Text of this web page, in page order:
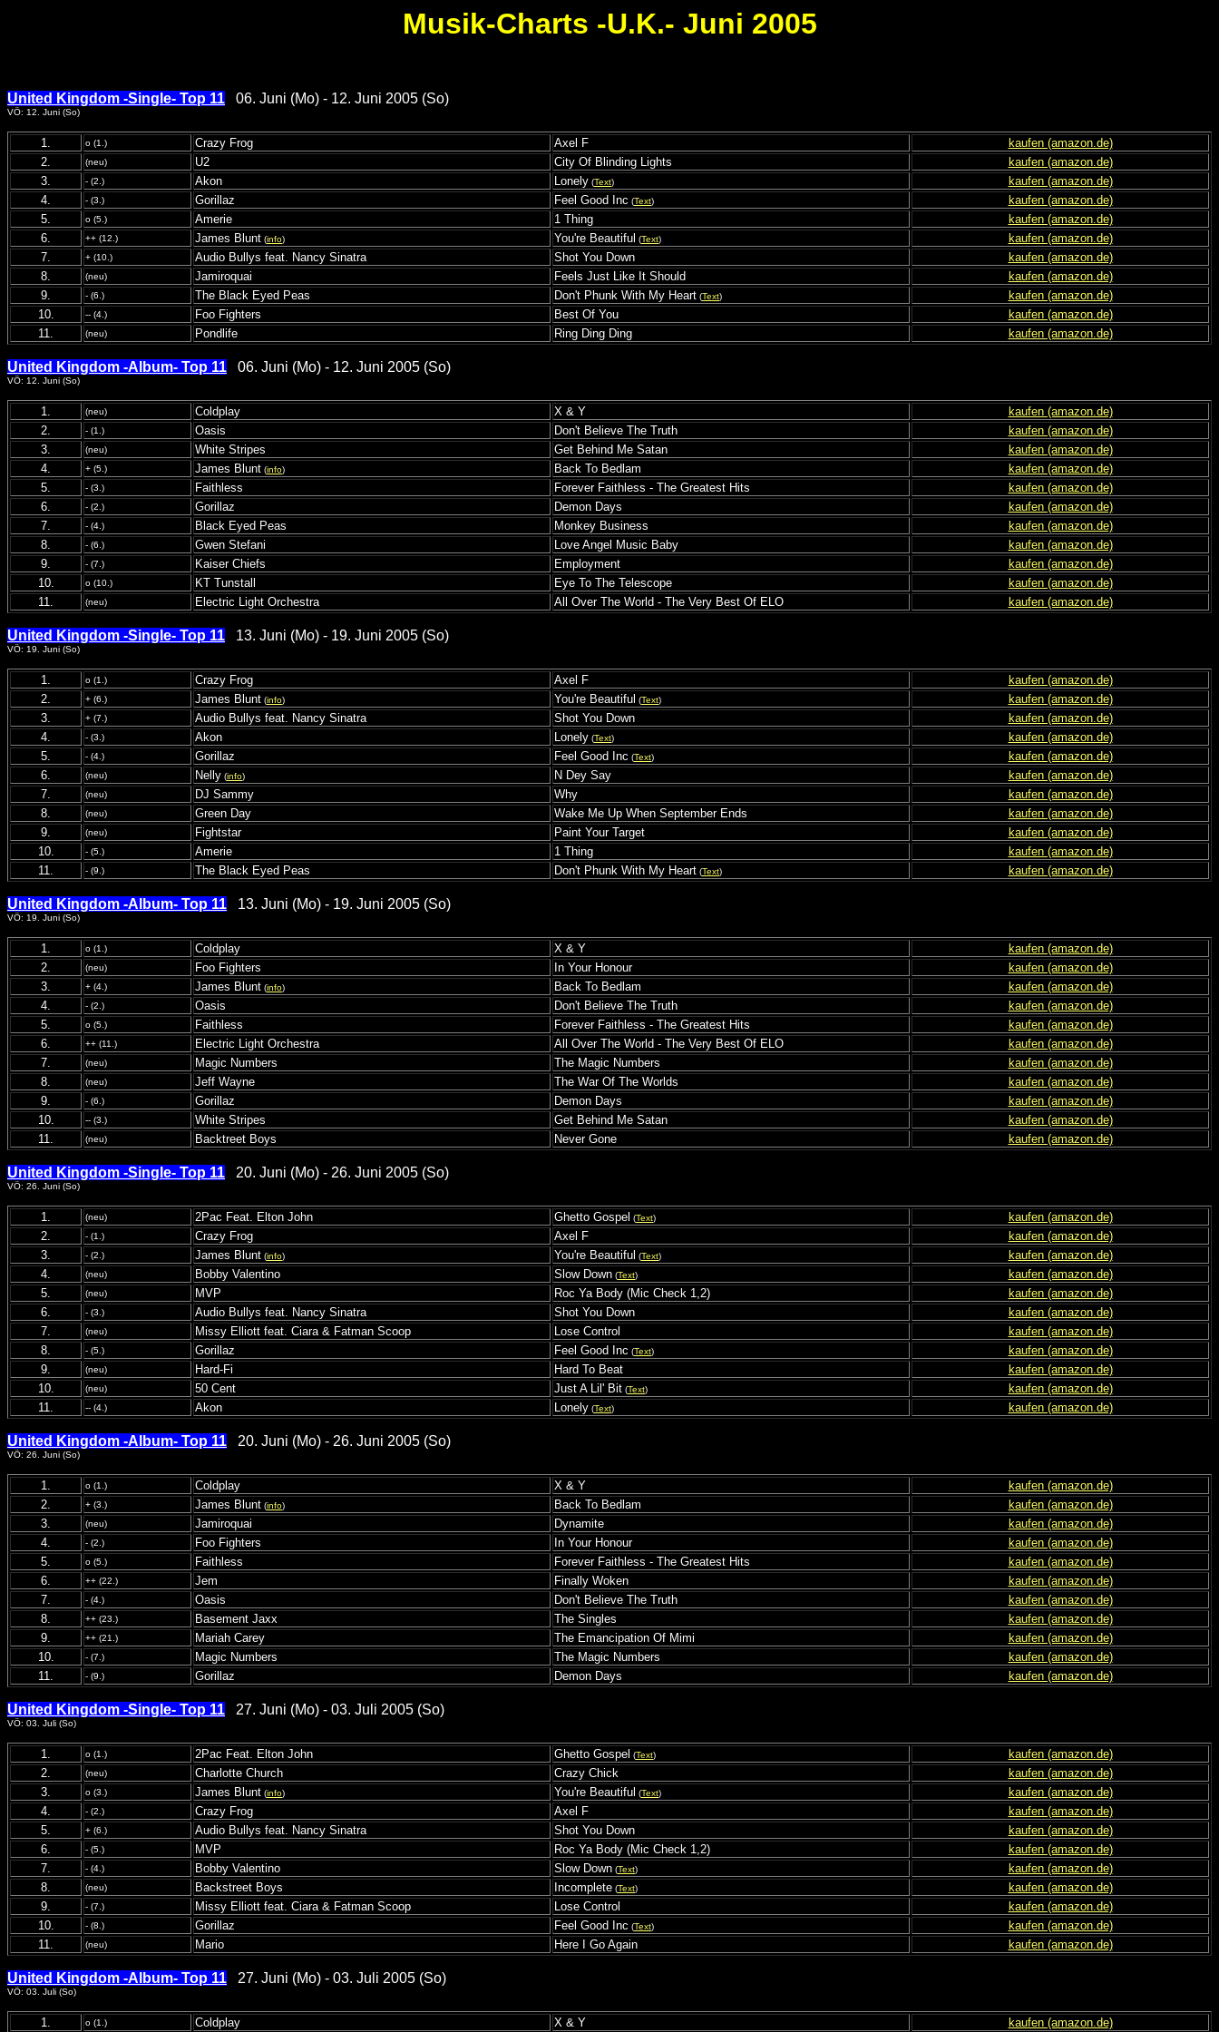
Musik-Charts -U.K.- Juni 2005
United Kingdom -Single- Top 11 06. Juni (Mo) - 12. Juni 2005 (So)
VÖ: 12. Juni (So)
1. o (1.) Crazy Frog Axel F
kaufen (amazon.de)
2.
(neu) U2 City Of Blinding Lights
kaufen (amazon.de)
3.
- (2.) Akon Lonely (Text)
kaufen (amazon.de)
4.
- (3.) Gorillaz Feel Good Inc (Text)
kaufen (amazon.de)
5.
o (5.) Amerie 1 Thing
kaufen (amazon.de)
6.
++ (12.) James Blunt (info) You're Beautiful (Text)
kaufen (amazon.de)
7.
+ (10.) Audio Bullys feat. Nancy Sinatra Shot You Down
kaufen (amazon.de)
8.
(neu) Jamiroquai Feels Just Like It Should
kaufen (amazon.de)
9.
- (6.) The Black Eyed Peas Don't Phunk With My Heart (Text)
kaufen (amazon.de)
10.
-- (4.) Foo Fighters Best Of You
kaufen (amazon.de)
11.
(neu) Pondlife Ring Ding Ding kaufen (amazon.de)
United Kingdom -Album- Top 11 06. Juni (Mo) - 12. Juni 2005 (So)
VÖ: 12. Juni (So)
1. (neu) Coldplay X & Y
kaufen (amazon.de)
2.
- (1.) Oasis Don't Believe The Truth
kaufen (amazon.de)
3.
(neu) White Stripes Get Behind Me Satan
kaufen (amazon.de)
4.
+ (5.) James Blunt (info) Back To Bedlam
kaufen (amazon.de)
5.
- (3.) Faithless Forever Faithless - The Greatest Hits
kaufen (amazon.de)
6.
- (2.) Gorillaz Demon Days
kaufen (amazon.de)
7.
- (4.) Black Eyed Peas Monkey Business
kaufen (amazon.de)
8.
- (6.) Gwen Stefani Love Angel Music Baby
kaufen (amazon.de)
9.
- (7.) Kaiser Chiefs Employment
kaufen (amazon.de)
10.
o (10.) KT Tunstall Eye To The Telescope
kaufen (amazon.de)
11.
(neu) Electric Light Orchestra All Over The World - The Very Best Of ELO kaufen (amazon.de)
United Kingdom -Single- Top 11 13. Juni (Mo) - 19. Juni 2005 (So)
VÖ: 19. Juni (So)
1. o (1.) Crazy Frog Axel F
kaufen (amazon.de)
2.
+ (6.) James Blunt (info) You're Beautiful (Text)
kaufen (amazon.de)
3.
+ (7.) Audio Bullys feat. Nancy Sinatra Shot You Down
kaufen (amazon.de)
4.
- (3.) Akon Lonely (Text)
kaufen (amazon.de)
5.
- (4.) Gorillaz Feel Good Inc (Text)
kaufen (amazon.de)
6.
(neu) Nelly (info) N Dey Say
kaufen (amazon.de)
7.
(neu) DJ Sammy Why
kaufen (amazon.de)
8.
(neu) Green Day Wake Me Up When September Ends
kaufen (amazon.de)
9.
(neu) Fightstar Paint Your Target
kaufen (amazon.de)
10.
- (5.) Amerie 1 Thing
kaufen (amazon.de)
11.
- (9.) The Black Eyed Peas Don't Phunk With My Heart (Text) kaufen (amazon.de)
United Kingdom -Album- Top 11 13. Juni (Mo) - 19. Juni 2005 (So)
VÖ: 19. Juni (So)
1. o (1.) Coldplay X & Y
kaufen (amazon.de)
2.
(neu) Foo Fighters In Your Honour
kaufen (amazon.de)
3.
+ (4.) James Blunt (info) Back To Bedlam
kaufen (amazon.de)
4.
- (2.) Oasis Don't Believe The Truth
kaufen (amazon.de)
5.
o (5.) Faithless Forever Faithless - The Greatest Hits
kaufen (amazon.de)
6.
++ (11.) Electric Light Orchestra All Over The World - The Very Best Of ELO
kaufen (amazon.de)
7.
(neu) Magic Numbers The Magic Numbers
kaufen (amazon.de)
8.
(neu) Jeff Wayne The War Of The Worlds
kaufen (amazon.de)
9.
- (6.) Gorillaz Demon Days
kaufen (amazon.de)
10.
-- (3.) White Stripes Get Behind Me Satan
kaufen (amazon.de)
11.
(neu) Backtreet Boys Never Gone kaufen (amazon.de)
United Kingdom -Single- Top 11 20. Juni (Mo) - 26. Juni 2005 (So)
VÖ: 26. Juni (So)
1. (neu) 2Pac Feat. Elton John Ghetto Gospel (Text)
kaufen (amazon.de)
2.
- (1.) Crazy Frog Axel F
kaufen (amazon.de)
3.
- (2.) James Blunt (info) You're Beautiful (Text)
kaufen (amazon.de)
4.
(neu) Bobby Valentino Slow Down (Text)
kaufen (amazon.de)
5.
(neu) MVP Roc Ya Body (Mic Check 1,2)
kaufen (amazon.de)
6.
- (3.) Audio Bullys feat. Nancy Sinatra Shot You Down
kaufen (amazon.de)
7.
(neu) Missy Elliott feat. Ciara & Fatman Scoop Lose Control
kaufen (amazon.de)
8.
- (5.) Gorillaz Feel Good Inc (Text)
kaufen (amazon.de)
9.
(neu) Hard-Fi Hard To Beat
kaufen (amazon.de)
10.
(neu) 50 Cent Just A Lil' Bit (Text)
kaufen (amazon.de)
11.
-- (4.) Akon Lonely (Text) kaufen (amazon.de)
United Kingdom -Album- Top 11 20. Juni (Mo) - 26. Juni 2005 (So)
VÖ: 26. Juni (So)
1. o (1.) Coldplay X & Y
kaufen (amazon.de)
2.
+ (3.) James Blunt (info) Back To Bedlam
kaufen (amazon.de)
3.
(neu) Jamiroquai Dynamite
kaufen (amazon.de)
4.
- (2.) Foo Fighters In Your Honour
kaufen (amazon.de)
5.
o (5.) Faithless Forever Faithless - The Greatest Hits
kaufen (amazon.de)
6.
++ (22.) Jem Finally Woken
kaufen (amazon.de)
7.
- (4.) Oasis Don't Believe The Truth
kaufen (amazon.de)
8.
++ (23.) Basement Jaxx The Singles
kaufen (amazon.de)
9.
++ (21.) Mariah Carey The Emancipation Of Mimi
kaufen (amazon.de)
10.
- (7.) Magic Numbers The Magic Numbers
kaufen (amazon.de)
11.
- (9.) Gorillaz Demon Days kaufen (amazon.de)
United Kingdom -Single- Top 11 27. Juni (Mo) - 03. Juli 2005 (So)
VÖ: 03. Juli (So)
1. o (1.) 2Pac Feat. Elton John Ghetto Gospel (Text)
kaufen (amazon.de)
2.
(neu) Charlotte Church Crazy Chick
kaufen (amazon.de)
3.
o (3.) James Blunt (info) You're Beautiful (Text)
kaufen (amazon.de)
4.
- (2.) Crazy Frog Axel F
kaufen (amazon.de)
5.
+ (6.) Audio Bullys feat. Nancy Sinatra Shot You Down
kaufen (amazon.de)
6.
- (5.) MVP Roc Ya Body (Mic Check 1,2)
kaufen (amazon.de)
7.
- (4.) Bobby Valentino Slow Down (Text)
kaufen (amazon.de)
8.
(neu) Backstreet Boys Incomplete (Text)
kaufen (amazon.de)
9.
- (7.) Missy Elliott feat. Ciara & Fatman Scoop Lose Control
kaufen (amazon.de)
10.
- (8.) Gorillaz Feel Good Inc (Text)
kaufen (amazon.de)
11.
(neu) Mario Here I Go Again kaufen (amazon.de)
United Kingdom -Album- Top 11 27. Juni (Mo) - 03. Juli 2005 (So)
VÖ: 03. Juli (So)
1. o (1.) Coldplay X & Y kaufen (amazon.de)